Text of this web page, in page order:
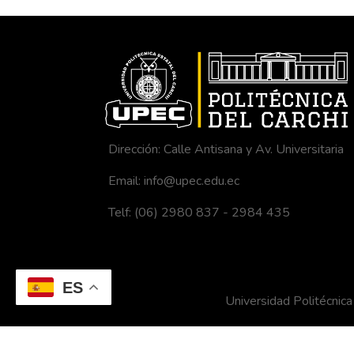
ES
Dirección: Calle Antisana y Av. Universitaria
Email: info@upec.edu.ec
Telf: (06) 2980 837 - 2984 435
Universidad